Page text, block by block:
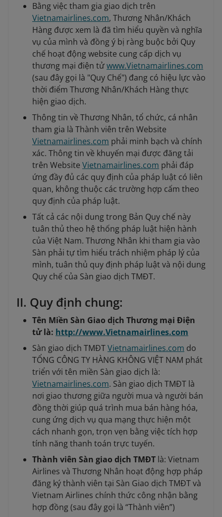
Bằng việc tham gia giao dịch trên
Vietnamairlines.com, Thương Nhân/Khách
Hàng được xem là đã tìm hiểu quyền và nghĩa
vụ của mình và đồng ý bị ràng buộc bởi Quy
chế hoạt động website cung cấp dịch vụ
thương mại điện tửwww.Vietnamairlines.com
(sau đây gọi là "Quy Chế") đang có hiệu lực vào
thời điểm Thương Nhân/Khách Hàng thực
hiện giao dịch.
Thông tin về Thương Nhân, tổ chức, cá nhân
tham gia là Thành viên trên Website
Vietnamairlines.com phải minh bạch và chính
xác. Thông tin về khuyến mại được đăng tải
trên Website Vietnamairlines.com phải đáp
ứng đầy đủ các quy định của pháp luật có liên
quan, không thuộc các trường hợp cấm theo
quy định của pháp luật.
Tất cả các nội dung trong Bản Quy chế này
tuân thủ theo hệ thống pháp luật hiện hành
của Việt Nam. Thương Nhân khi tham gia vào
Sàn phải tự tìm hiểu trách nhiệm pháp lý của
mình, tuân thủ quy định pháp luật và nội dung
Quy chế của Sàn giao dịch TMĐT.
II. Quy định chung:
Tên Miền Sàn Giao dịch Thương mại Điện
tử là: http://www.Vietnamairlines.com
Sàn giao dịch TMĐTVietnamairlines.com do
TỔNG CÔNG TY HÀNG KHÔNG VIỆT NAM phát
triển với tên miền Sàn giao dịch là:
Vietnamairlines.com. Sàn giao dịch TMĐT là
nơi giao thương giữa người mua và người bán
đồng thời giúp quá trình mua bán hàng hóa,
cung ứng dịch vụ qua mạng thực hiện một
cách nhanh gọn, trọn vẹn bằng việc tích hợp
tính năng thanh toán trực tuyến.
Thành viên Sàn giao dịch TMĐT là: Vietnam
Airlines và Thương Nhân hoạt động hợp pháp
đăng ký thành viên tại Sàn Giao dịch TMĐT và
Vietnam Airlines chính thức công nhận bằng
hợp đồng (sau đây gọi là “Thành viên”)